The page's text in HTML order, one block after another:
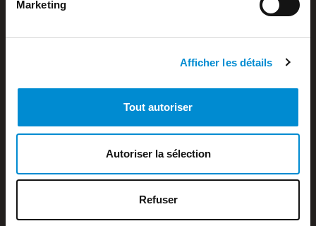
Marketing
Afficher les détails
Tout autoriser
Autoriser la sélection
Refuser
MANUTENTION
Modifications et réparations
Support et expertise
Documentations